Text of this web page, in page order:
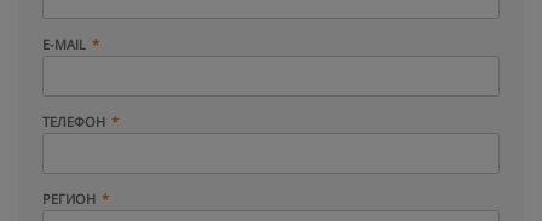
E-MAIL
ТЕЛЕФОН
РЕГИОН